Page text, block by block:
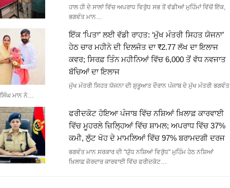
ਹਾਲ ਹੀ ਦੇ ਸਾਲਾਂ ਵਿੱਚ ਅਪਰਾਧ ਵਿਰੁੱਧ ਸਭ ਤੋਂ ਵੱਡੀਆਂ ਮੁਹਿੰਮਾਂ ਵਿੱਚੋਂ ਇੱਕ,
ਭਗਵੰਤ ਮਾਨ…
ਇੱਕ ‘ਪਿਤਾ’ ਲਈ ਵੱਡੀ ਰਾਹਤ: ‘ਮੁੱਖ ਮੰਤਰੀ ਸਿਹਤ ਯੋਜਨਾ’
ਹੇਠ ਚਾਰ ਮਹੀਨੇ ਦੀ ਦਿਲਜੋਤ ਦਾ ₹2.77 ਲੱਖ ਦਾ ਇਲਾਜ
ਕਵਰ; ਸਿਰਫ਼ ਤਿੰਨ ਮਹੀਨਿਆਂ ਵਿੱਚ 6,000 ਤੋਂ ਵੱਧ ਨਵਜਾਤ
ਬੱਚਿਆਂ ਦਾ ਇਲਾਜ
ਮੁੱਖ ਮੰਤਰੀ ਸਿਹਤ ਯੋਜਨਾ ਦੀ ਸ਼ੁਰੂਆਤ ਦੌਰਾਨ ਪੰਜਾਬ ਦੇ ਮੁੱਖ ਮੰਤਰੀ ਭਗਵੰਤ
ਸਿੰਘ ਮਾਨ ਨੇ…
ਫਰੀਦਕੋਟ ਹੋਇਆ ਪੰਜਾਬ ਵਿੱਚ ਨਸ਼ਿਆਂ ਖ਼ਿਲਾਫ਼ ਕਾਰਵਾਈ
ਵਿੱਚ ਮੂਹਰਲੇ ਜ਼ਿਲ੍ਹਿਆਂ ਵਿੱਚ ਸ਼ਾਮਲ; ਅਪਰਾਧ ਵਿੱਚ 37%
ਕਮੀ, ਲੁੱਟ ਖੋਹ ਦੇ ਮਾਮਲਿਆਂ ਵਿੱਚ 97% ਬਰਾਮਦਗੀ ਦਰਜ
ਭਗਵੰਤ ਮਾਨ ਸਰਕਾਰ ਦੀ "ਯੁੱਧ ਨਸ਼ਿਆਂ ਵਿਰੁੱਧ" ਮੁਹਿੰਮ ਹੇਠ ਨਸ਼ਿਆਂ
ਖ਼ਿਲਾਫ਼ ਜ਼ੋਰਦਾਰ ਕਾਰਵਾਈ ਵਿੱਚ ਫਰੀਦਕੋਟ…